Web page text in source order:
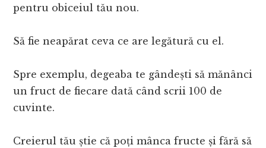
pentru obiceiul tău nou.
Să fie neapărat ceva ce are legătură cu el.
Spre exemplu, degeaba te gândești să mănânci
un fruct de fiecare dată când scrii 100 de
cuvinte.
Creierul tău știe că poți mânca fructe și fără să